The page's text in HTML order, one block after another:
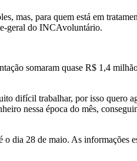
mas, para quem está em
geral do INCAvoluntário.
somaram quase R$ 1,4
difícil trabalhar, por isso quero
nessa época do mês,
o dia 28 de maio. As informações